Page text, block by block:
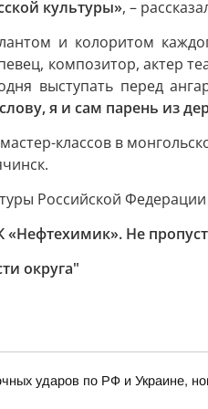
культуры», –
и колоритом
композитор, актер
выступать перед
я и сам парень из
классов в
Российской
Не
округа"
ударов по РФ и Украине,